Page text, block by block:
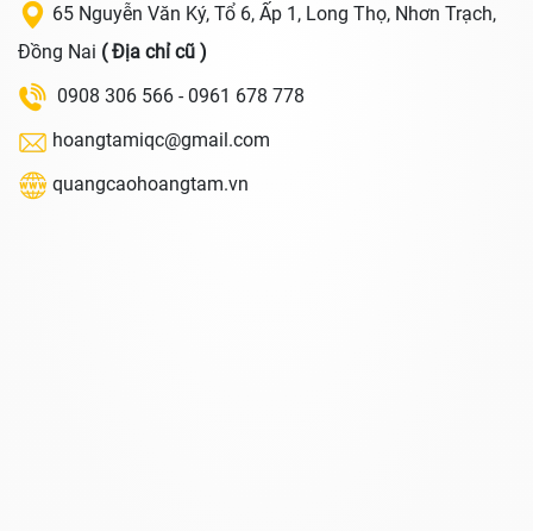
65 Nguyễn Văn Ký, Tổ 6, Ấp 1, Long Thọ, Nhơn Trạch,
Đồng Nai ( Địa chỉ cũ )
0908 306 566 - 0961 678 778
hoangtamiqc@gmail.com
quangcaohoangtam.vn